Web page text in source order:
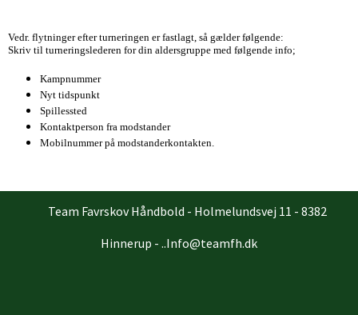
Vedr. flytninger efter turneringen er fastlagt, så gælder følgende:
Skriv til turneringslederen for din aldersgruppe med følgende info;
Kampnummer
Nyt tidspunkt
Spillessted
Kontaktperson fra modstander
Mobilnummer på modstanderkontakten.
Team Favrskov Håndbold - Holmelundsvej 11 - 8382
Hinnerup - ..Info@teamfh.dk